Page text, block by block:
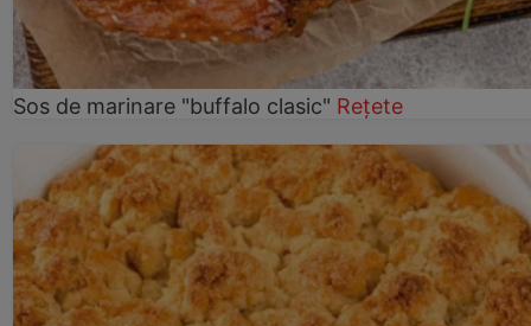
Sos de marinare "buffalo clasic" Rețete